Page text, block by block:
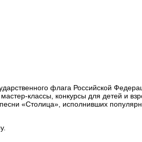
флага Российской
классы, конкурсы для детей и
«Столица», исполнивших